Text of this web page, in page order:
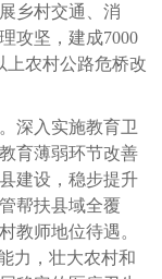
乡村交通、消
攻坚，建成7000
上农村公路危桥改
深入实施教育卫
育薄弱环节改善
建设，稳步提升
帮扶县域全覆
教师地位待遇。
力，壮大农村和